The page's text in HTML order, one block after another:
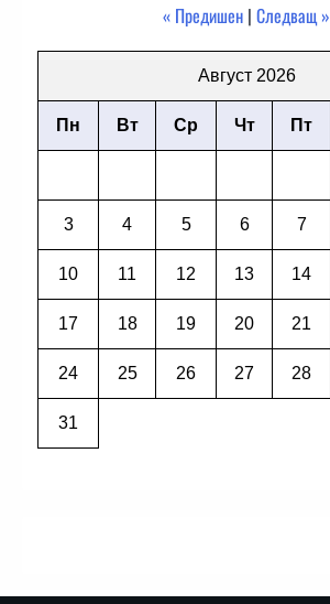
« Предишен | Следващ »
Август 2026
Пн Вт Ср Чт Пт
3 4 5 6 7
10 11 12 13 14
17 18 19 20 21
24 25 26 27 28
31